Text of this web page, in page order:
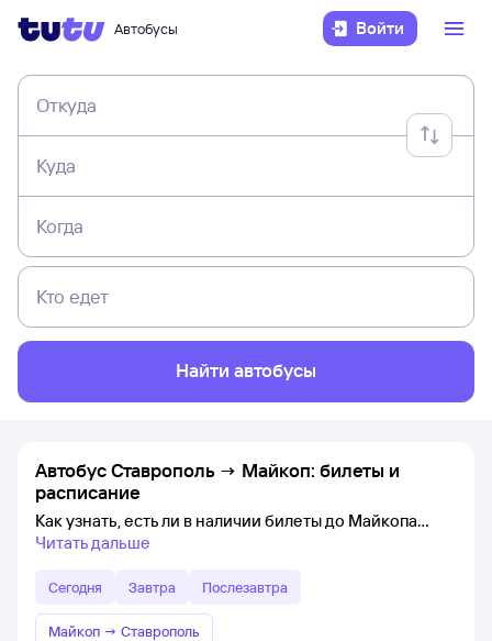
Автобусы Войти
Откуда
Куда
Когда
Кто едет
Найти автобусы
Автобус Ставрополь → Майкоп: билеты и
расписание
Как узнать, есть ли в наличии билеты до Майкопа
Читать дальше
Сегодня Завтра Послезавтра
Майкоп → Ставрополь